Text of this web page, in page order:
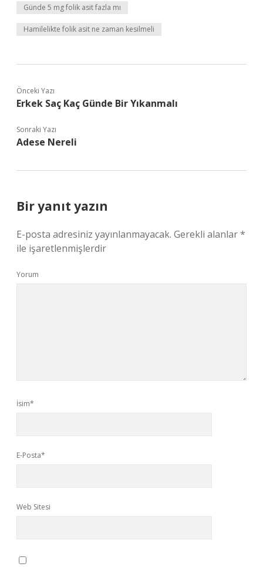
Günde 5 mg folik asit fazla mı
Hamilelikte folik asit ne zaman kesilmeli
Önceki Yazı
Erkek Saç Kaç Günde Bir Yıkanmalı
Sonraki Yazı
Adese Nereli
Bir yanıt yazın
E-posta adresiniz yayınlanmayacak. Gerekli alanlar*
ile işaretlenmişlerdir
Yorum
İsim*
E-Posta*
Web Sitesi